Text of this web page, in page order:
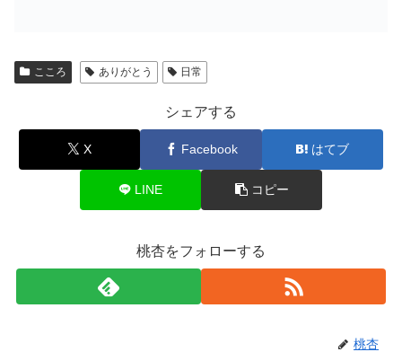
こころ ありがとう 日常
シェアする
X Facebook はてブ
LINE コピー
桃杏をフォローする
桃杏